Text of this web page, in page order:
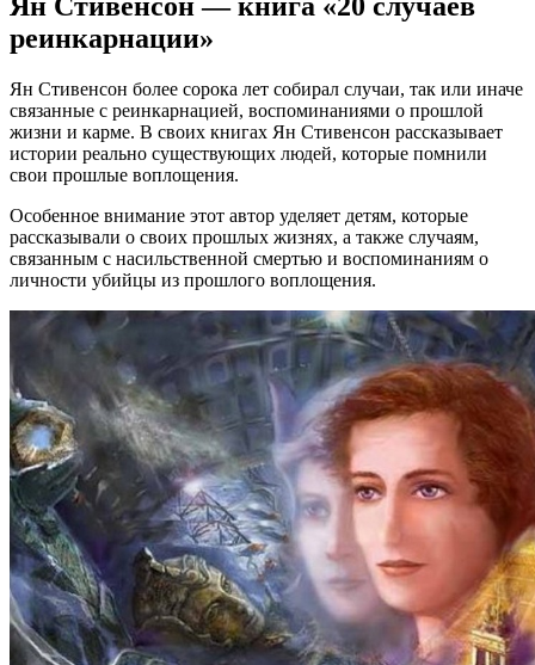
реинкарнации»
Ян Стивенсон более сорока лет собирал случаи, так или иначе
связанные с реинкарнацией, воспоминаниями о прошлой
жизни и карме. В своих книгах Ян Стивенсон рассказывает
истории реально существующих людей, которые помнили
свои прошлые воплощения.
Особенное внимание этот автор уделяет детям, которые
рассказывали о своих прошлых жизнях, а также случаям,
связанным с насильственной смертью и воспоминаниям о
личности убийцы из прошлого воплощения.